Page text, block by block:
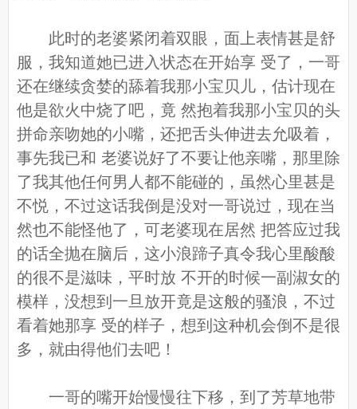
此时的老婆紧闭着双眼，面上表情甚是舒
服，我知道她已进入状态在开始享 受了，一哥
还在继续贪婪的舔着我那小宝贝儿，估计现在
他是欲火中烧了吧，竟 然抱着我那小宝贝的头
拼命亲吻她的小嘴，还把舌头伸进去允吸着，
事先我已和 老婆说好了不要让他亲嘴，那里除
了我其他任何男人都不能碰的，虽然心里甚是
不悦，不过这话我倒是没对一哥说过，现在当
然也不能怪他了，可老婆现在居然 把答应过我
的话全抛在脑后，这小浪蹄子真令我心里酸酸
的很不是滋味，平时放 不开的时候一副淑女的
模样，没想到一旦放开竟是这般的骚浪，不过
看着她那享 受的样子，想到这种机会倒不是很
多，就由得他们去吧！
一哥的嘴开始慢慢往下移，到了芳草地带